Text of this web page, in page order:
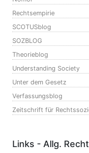
Rechtsempirie
SCOTUSblog
SOZBLOG
Theorieblog
Understanding Society
Unter dem Gesetz
Verfassungsblog
Zeitschrift für
Links - Allg.